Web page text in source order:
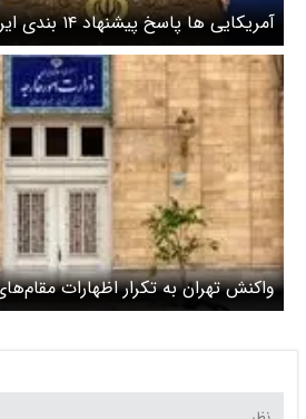
آمریکایی ها پاسخ پیشنهاد ۱۴ بندی ایران را دادند
واکنش تهران به تکرار اظهارات
به ترور ایرانیان